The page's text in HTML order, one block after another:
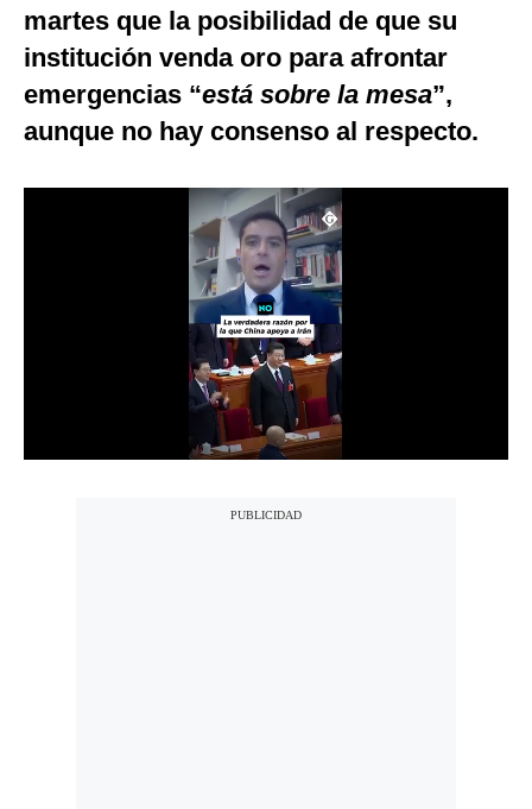
Tecnología
Mix
martes que la posibilidad de que su
institución venda oro para afrontar
emergencias “está sobre la mesa”,
aunque no hay consenso al respecto.